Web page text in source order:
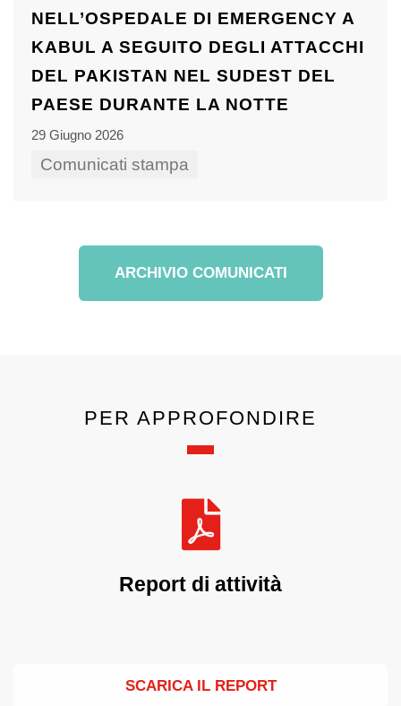
NELL’OSPEDALE DI EMERGENCY A
KABUL A SEGUITO DEGLI ATTACCHI
DEL PAKISTAN NEL SUDEST DEL
PAESE DURANTE LA NOTTE
29 Giugno 2026
Comunicati stampa
ARCHIVIO COMUNICATI
PER APPROFONDIRE
Report di attività
SCARICA IL REPORT